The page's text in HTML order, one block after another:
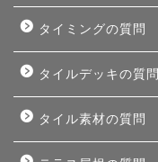
タイミングの質問
タイルデッキの質問
タイル素材の質問